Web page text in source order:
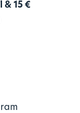
& 15 €